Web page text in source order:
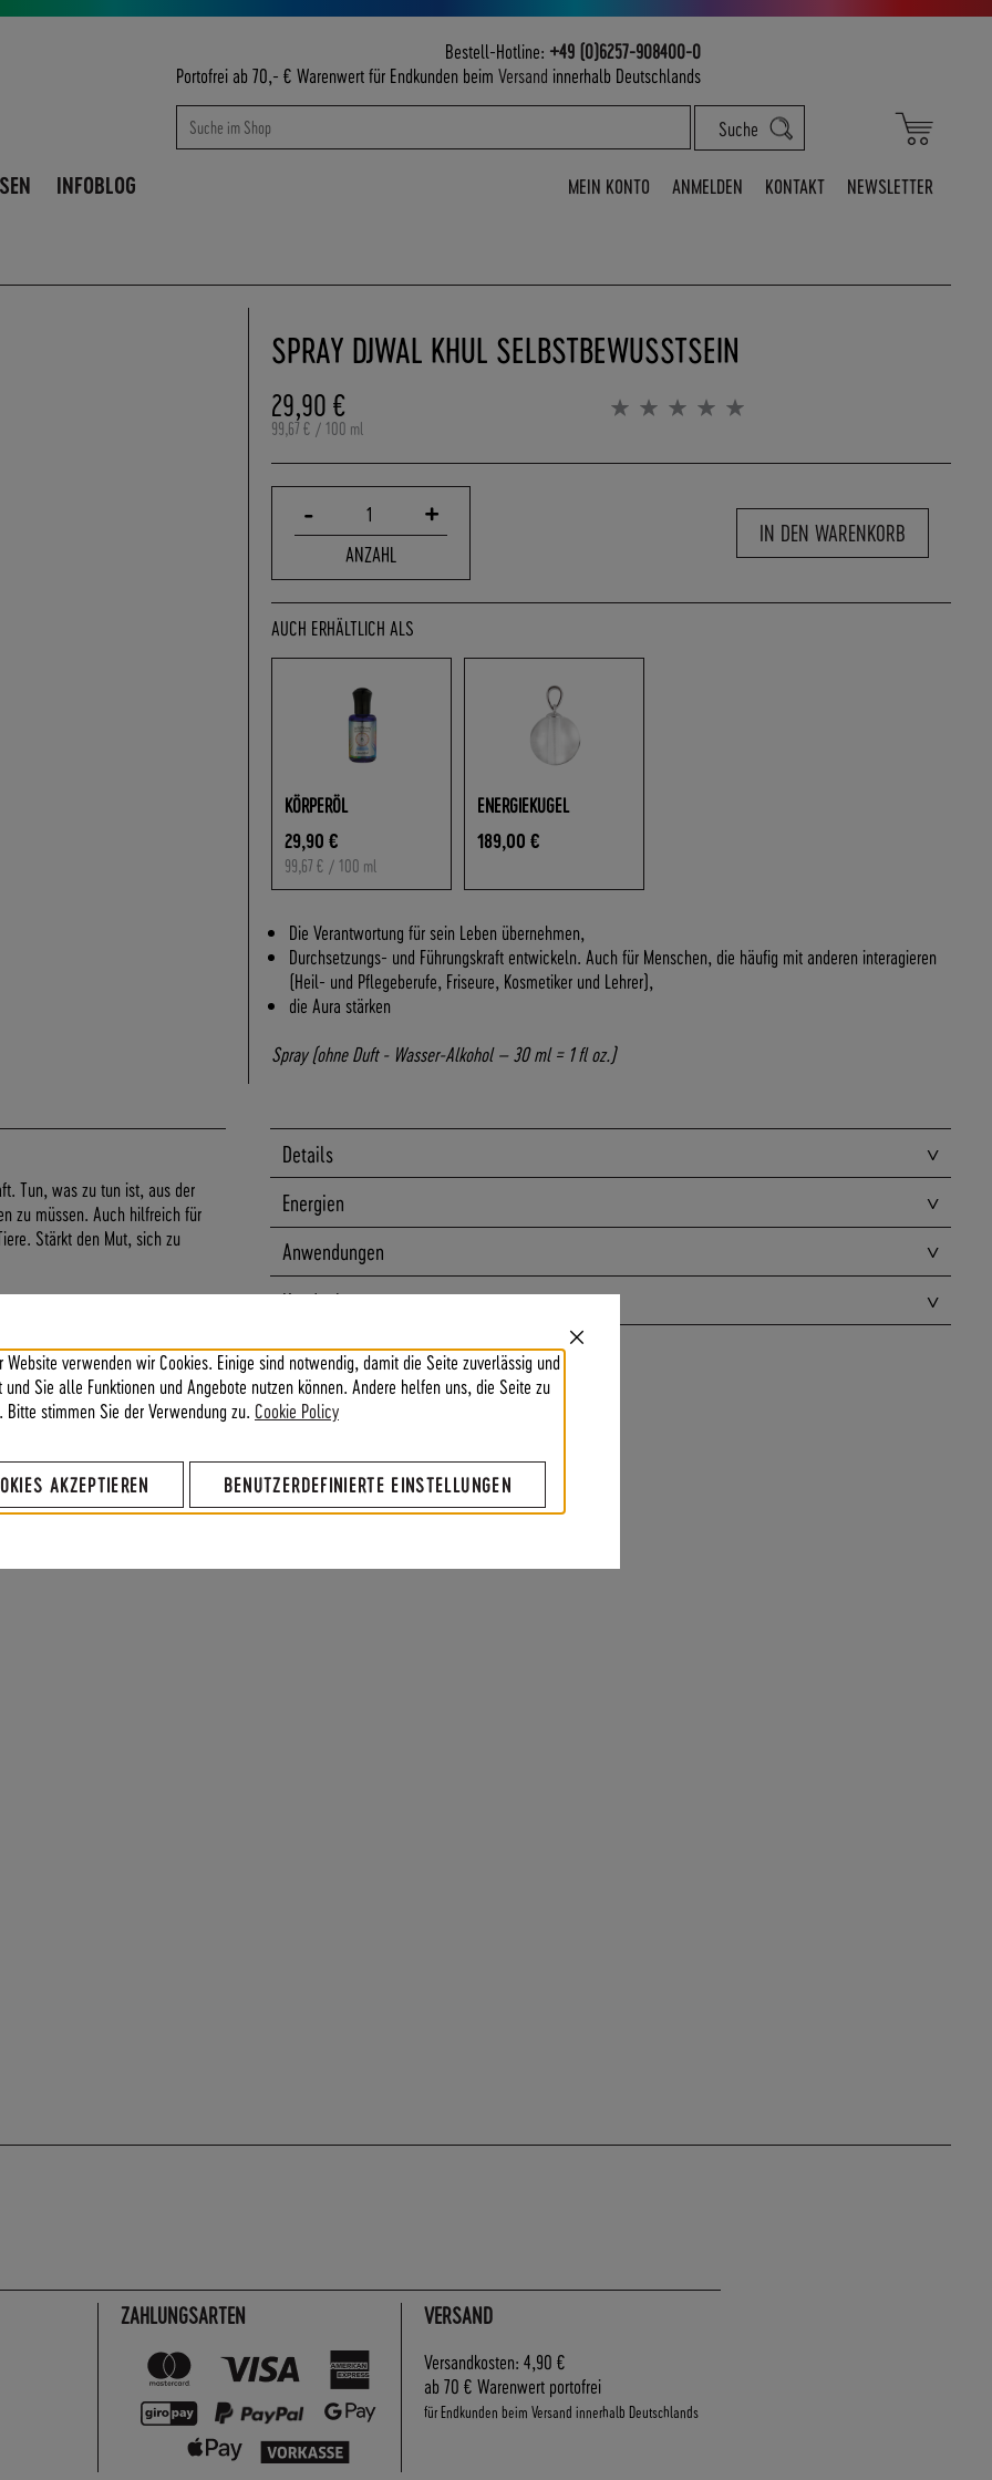
Close
Website verwenden wir Cookies. Einige sind notwendig, damit die Seite zuverlässig und
Sie alle Funktionen und Angebote nutzen können. Andere helfen uns, die Seite zu
Bitte stimmen Sie der Verwendung zu. Cookie Policy
AKZEPTIEREN BENUTZERDEFINIERTE EINSTELLUNGEN
Mein
Bestell-Hotline: +49 (0)6257-908400-0
Portofrei ab 70,- € Warenwert für Endkunden beim Versand innerhalb Deutschlands
Suche
Suche
Suche
INFOBLOG MEIN KONTO ANMELDEN KONTAKT NEWSLETTER
SPRAY DJWAL KHUL SELBSTBEWUSSTSEIN
29,90 €
99,67 € / 100 ml
Bewertung:
- 1 +
ANZAHL
IN DEN WARENKORB
AUCH ERHÄLTLICH ALS
KÖRPERÖL
29,90 €
99,67 € / 100 ml
ENERGIEKUGEL
189,00 €
Die Verantwortung für sein Leben übernehmen,
Durchsetzungs- und Führungskraft entwickeln. Auch für Menschen, die häufig mit anderen interagieren
(Heil- und Pflegeberufe, Friseure, Kosmetiker und Lehrer),
die Aura stärken
Spray (ohne Duft - Wasser-Alkohol – 30 ml= 1 fl oz.)
Tun, was zu tun ist, aus der
zu müssen. Auch hilfreich für
Stärkt den Mut, sich zu
Opferrolle herauskommen,
Verantwortung
mutig sein, für sich sorgen, sich
Details
Energien
Anwendungen
Kundenbewertungen
ZAHLUNGSARTEN VERSAND
Versandkosten: 4,90 €
ab 70 € Warenwert portofrei
für Endkunden beim Versand innerhalb Deutschlands